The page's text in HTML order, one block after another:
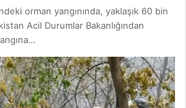
orman yangınında, yaklaşık 60 bin
Acil Durumlar Bakanlığından